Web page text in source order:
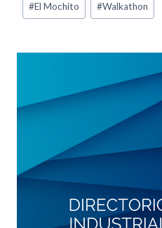
#El Mochito #Walkathon